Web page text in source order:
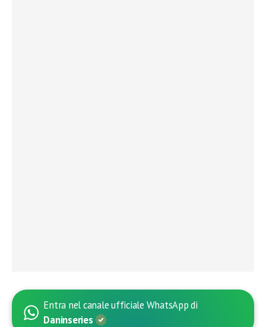
Entra nel canale ufficiale WhatsApp di
Daninseries